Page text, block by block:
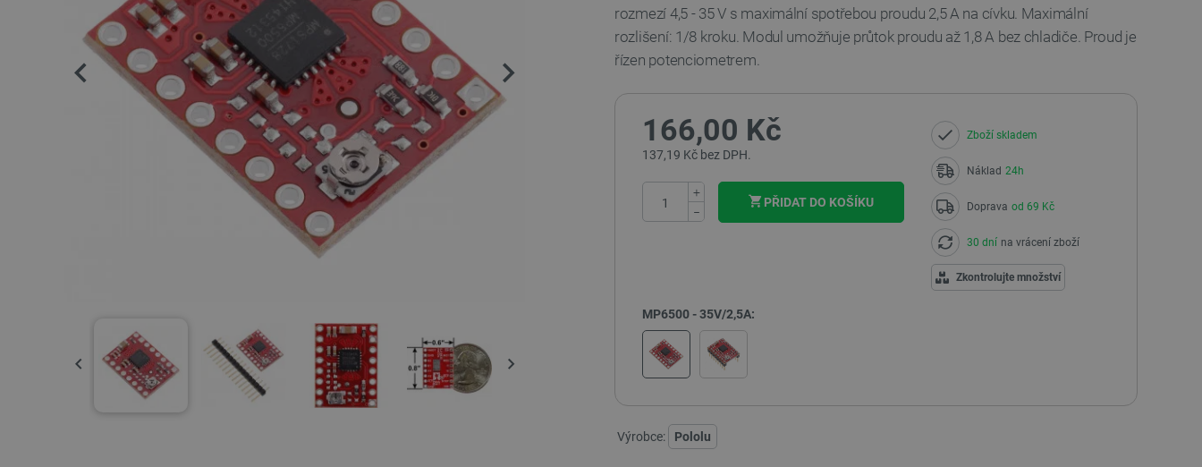
rozmezí 4,5 - 35 V s maximální spotřebou proudu 2,5 A na cívku. Maximální
rozlišení: 1/8 kroku. Modul umožňuje průtok proudu až 1,8 A bez chladiče. Proud je
řízen potenciometrem.
166,00 Kč
137,19 Kč bez DPH.
+
−
PŘIDAT DO KOŠÍKU
Zboží skladem
Náklad 24h
Doprava od 69 Kč
30 dní na vrácení zboží
Zkontrolujte množství
MP6500 - 35V/2,5A:
Výrobce: Pololu